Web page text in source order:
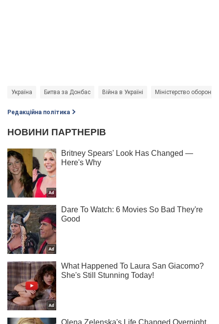
Україна Битва за Донбас Війна в Україні Міністерство оборони
Редакційна політика